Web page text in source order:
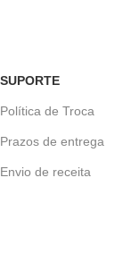
SUPORTE
Política de Troca
Prazos de entrega
Envio de receita